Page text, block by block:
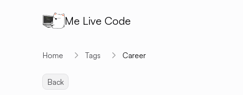
Me Live Code
Home Tags Career
Back